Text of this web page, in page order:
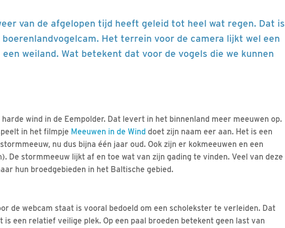
van de afgelopen tijd heeft geleid tot heel wat regen. Dat is
boerenlandvogelcam. Het terrein voor de camera lijkt wel een
weiland. Wat betekent dat voor de vogels die we kunnen
wind in de Eempolder. Dat levert in het binnenland meer meeuwen op.
in het filmpje Meeuwen in de Wind doet zijn naam eer aan. Het is een
nu dus bijna één jaar oud. Ook zijn er kokmeeuwen en een
De stormmeeuw lijkt af en toe wat van zijn gading te vinden. Veel van deze
hun broedgebieden in het Baltische gebied.
de webcam staat is vooral bedoeld om een scholekster te verleiden. Dat
is een relatief veilige plek. Op een paal broeden betekent geen last van